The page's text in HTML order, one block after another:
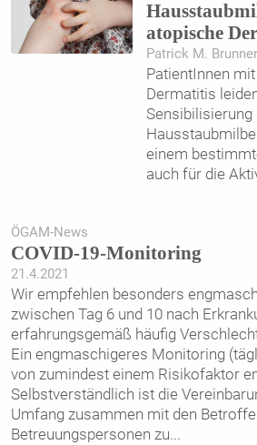
atopische
Patrick M.
PatientInnen
Dermatitis
Sensibilisierung
einem
auch für die
ÖGAM-News
COVID-19-Monitoring
21.4.2021
Wir empfehlen besonders
zwischen Tag 6 und 10 nach
erfahrungsgemäß häufig
Ein engmaschigeres Monitoring
von zumindest einem Risikofaktor
Selbstverständlich ist die
Umfang zusammen mit den
Betreuungspersonen zu...